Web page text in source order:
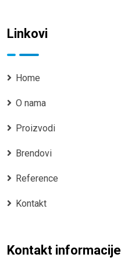
Linkovi
Home
O nama
Proizvodi
Brendovi
Reference
Kontakt
Kontakt informacije